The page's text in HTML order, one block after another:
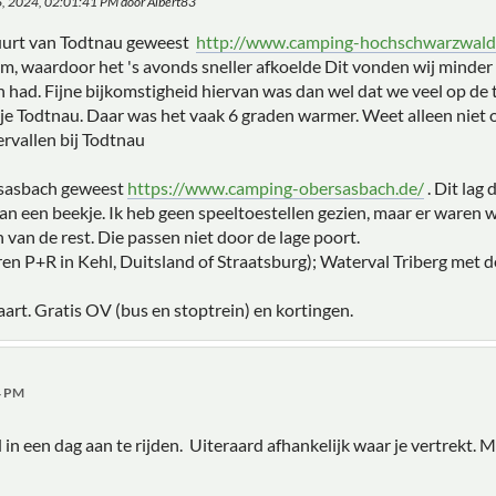
van Todtnau geweest http://www.camping-
waardoor het 's avonds sneller afkoelde Dit vonden wij
Fijne bijkomstigheid hiervan was dan wel dat we veel op de
Todtnau. Daar was het vaak 6 graden warmer. Weet alleen
bij Todtnau
geweest https://www.camping-obersasbach.de/. Dit lag
een beekje. Ik heb geen speeltoestellen gezien, maar er waren
van de rest. Die passen niet door de lage poort.
P+R in Kehl, Duitsland of Straatsburg); Waterval Triberg met
Gratis OV (bus en stoptrein) en kortingen.
PM
een dag aan te rijden. Uiteraard afhankelijk waar je vertrekt.